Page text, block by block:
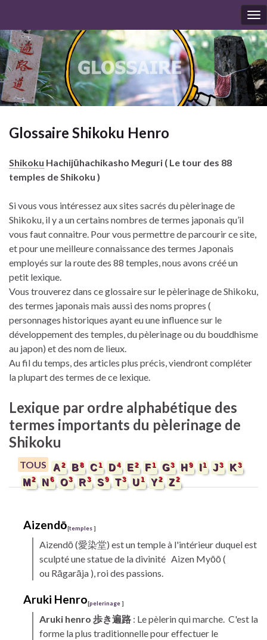
Glossaire Shikoku Henro
Shikoku Hachijūhachikasho Meguri ( Le tour des 88
temples de Shikoku )
Si vous vous intéressez aux sites sacrés du pèlerinage de
Shikoku, il y a un certains nombres de termes japonais qu’il
vous faut connaitre. Pour vous permettre de parcourir ce site,
et pour une meilleure connaissance des termes Japonais
employés sur la route des 88 temples, nous avons créé un
petit lexique.
Vous trouverez dans ce glossaire sur le pèlerinage deShikoku,
des termes japonais mais aussi des noms propres (
personnages historiques ayant eu une influence sur le
développement des temples, du pèlerinage ou du bouddhisme
au japon) et des nom de lieux.
Au fil du temps, des articles plus précis, viendront compléter
la plupart des termes de ce lexique.
Lexique par ordre alphabétique des
termes importants du pèlerinage de
Shikoku
TOUS A2 B8 C1 D4 E2 F1 G3 H9 I1 J3 K3
M2 N6 O3 R3 S9 T3 U1 Y2 Z2
Aizendō[temples]
Aizendō(愛染堂) est un temple à l'intérieur duquel est
sculpté une statue de la divinité Aizen Myōō (
ou Rāgarāja ), roi des passions.
Aruki Henro[pelerinage]
Aruki henro 歩き遍路 : Le pèlerin qui marche. C'est la
forme la plus traditionnelle pour effectuer le